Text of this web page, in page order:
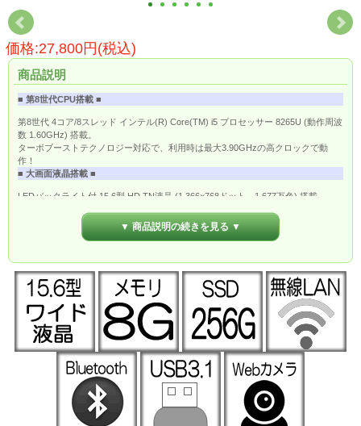
価格:27,800円(税込)
商品説明
■ 第8世代CPU搭載 ■
第8世代 4コア/8スレッド インテル(R) Core(TM) i5 プロセッサー 8265U (動作周波
数 1.60GHz) 搭載。
ターボブーストテクノロジー対応で、利用時は最大3.90GHzの高クロックで動
作！
■ 大画面液晶搭載 ■
LEDバックライト付 15.6型 HD TN液晶 (1,366×768ドット、1,677万色) 搭載。
無線LAN規格「IEEE802.11ac」に対応したワイヤレスLAN搭載なので、ワイヤレ
スでも快適なネット通信が可能です。
きます。
■ Windows 11 導入済み■
OSは Windows 11 Pro 64 bit 導入済み。届いてすぐにWindows11をご使用いただけ
ます。
■ オススメのポイント ■
ストレージは高速アクセスで動作が高速なm.2SSD256GBですので快適に動作しま
テンキー付キーボードを搭載していますので数字入力が快適に行えます。
USB3.1Type-C (gen2) ポートを装備、Video-outに対応で高速デバイスの接続が可
Webカメラを搭載していますのでリモート会議やライブ配信などの用途でもご利
▼ 商品説明の続きを見る ▼